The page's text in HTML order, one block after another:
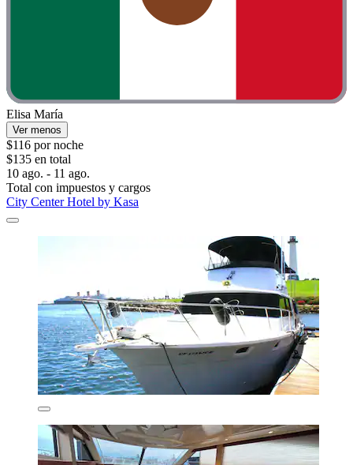
Elisa María
Ver menos
$116 por noche
$135 en total
10 ago. - 11 ago.
Total con impuestos y cargos
City Center Hotel by Kasa